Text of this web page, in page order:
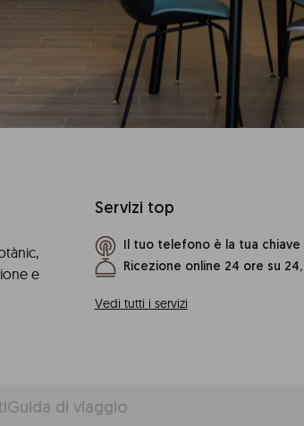
e
Servizi top
Il tuo telefono è la tua chiave
Ricezione online 24 ore su
Vedi tutti i servizi
Guida di viaggio